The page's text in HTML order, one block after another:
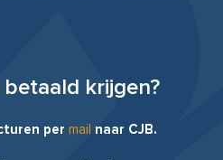
krijgen?
per mail naar CJB.